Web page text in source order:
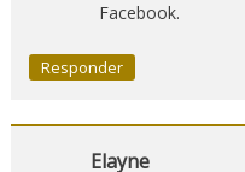
Facebook.
Responder
Elayne